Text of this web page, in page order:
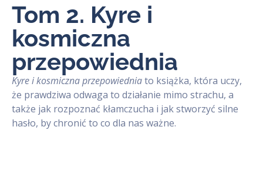
Tom 2. Kyre i
kosmiczna
przepowiednia
Kyre i kosmiczna przepowiedniato książka, która uczy,
że prawdziwa odwaga to działanie mimo strachu, a
także jak rozpoznać kłamczucha i jak stworzyć silne
hasło, by chronić to co dla nas ważne.